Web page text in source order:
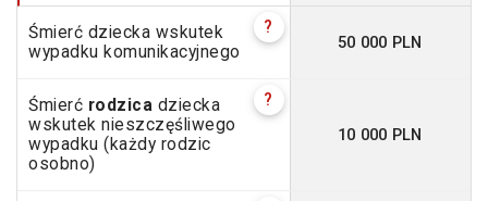
Śmierć dziecka wskutek
wypadku komunikacyjnego
?
50 000 PLN
Śmierć rodzica dziecka
wskutek nieszczęśliwego
wypadku (każdy rodzic
osobno)
?
10 000 PLN